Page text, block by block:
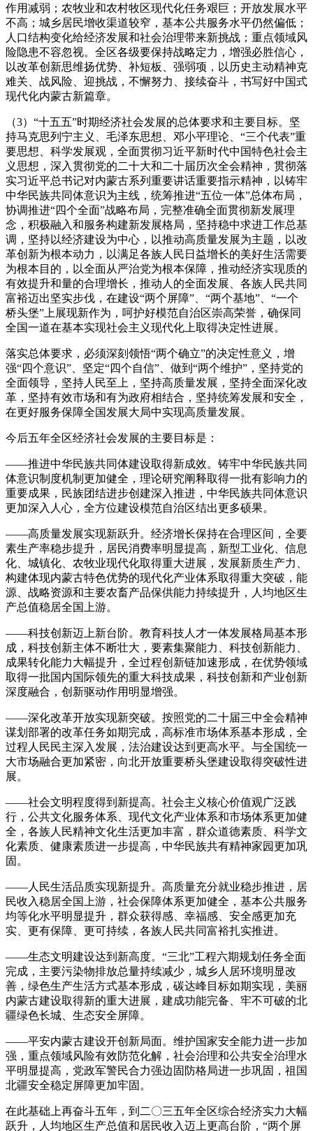
作用减弱；农牧业和农村牧区现代化任务艰巨；开放发展水平
不高；城乡居民增收渠道较窄，基本公共服务水平仍然偏低；
人口结构变化给经济发展和社会治理带来新挑战；重点领域风
险隐患不容忽视。全区各级要保持战略定力，增强必胜信心，
以改革创新思维扬优势、补短板、强弱项，以历史主动精神克
难关、战风险、迎挑战，不懈努力、接续奋斗，书写好中国式
现代化内蒙古新篇章。
（3）“十五五”时期经济社会发展的总体要求和主要目标。坚
持马克思列宁主义、毛泽东思想、邓小平理论、“三个代表”重
要思想、科学发展观，全面贯彻习近平新时代中国特色社会主
义思想，深入贯彻党的二十大和二十届历次全会精神，贯彻落
实习近平总书记对内蒙古系列重要讲话重要指示精神，以铸牢
中华民族共同体意识为主线，统筹推进“五位一体”总体布局，
协调推进“四个全面”战略布局，完整准确全面贯彻新发展理
念，积极融入和服务构建新发展格局，坚持稳中求进工作总基
调，坚持以经济建设为中心，以推动高质量发展为主题，以改
革创新为根本动力，以满足各族人民日益增长的美好生活需要
为根本目的，以全面从严治党为根本保障，推动经济实现质的
有效提升和量的合理增长，推动人的全面发展、各族人民共同
富裕迈出坚实步伐，在建设“两个屏障”、“两个基地”、“一个
桥头堡”上展现新作为，呵护好模范自治区崇高荣誉，确保同
全国一道在基本实现社会主义现代化上取得决定性进展。
落实总体要求，必须深刻领悟“两个确立”的决定性意义，增
强“四个意识”、坚定“四个自信”、做到“两个维护”，坚持党的
全面领导，坚持人民至上，坚持高质量发展，坚持全面深化改
革，坚持有效市场和有为政府相结合，坚持统筹发展和安全，
在更好服务保障全国发展大局中实现高质量发展。
今后五年全区经济社会发展的主要目标是：
——推进中华民族共同体建设取得新成效。铸牢中华民族共同
体意识制度机制更加健全，理论研究阐释取得一批有影响力的
重要成果，民族团结进步创建深入推进，中华民族共同体意识
更加深入人心，全方位建设模范自治区结出更多硕果。
——高质量发展实现新跃升。经济增长保持在合理区间，全要
素生产率稳步提升，居民消费率明显提高，新型工业化、信息
化、城镇化、农牧业现代化取得重大进展，发展新质生产力、
构建体现内蒙古特色优势的现代化产业体系取得重大突破，能
源、战略资源和主要农畜产品保供能力持续提升，人均地区生
产总值稳居全国上游。
——科技创新迈上新台阶。教育科技人才一体发展格局基本形
成，科技创新主体不断壮大，要素集聚能力、科技创新能力、
成果转化能力大幅提升，全过程创新链加速形成，在优势领域
取得一批国内国际领先的重大科技成果，科技创新和产业创新
深度融合，创新驱动作用明显增强。
——深化改革开放实现新突破。按照党的二十届三中全会精神
谋划部署的改革任务如期完成，高标准市场体系基本形成，全
过程人民民主深入发展，法治建设达到更高水平。与全国统一
大市场融合更加紧密，向北开放重要桥头堡建设取得突破性进
展。
——社会文明程度得到新提高。社会主义核心价值观广泛践
行，公共文化服务体系、现代文化产业体系和市场体系更加健
全，各族人民精神文化生活更加丰富，群众道德素质、科学文
化素质、健康素质进一步提高，中华民族共有精神家园更加巩
固。
——人民生活品质实现新提升。高质量充分就业稳步推进，居
民收入稳居全国上游，社会保障体系更加健全，基本公共服务
均等化水平明显提升，群众获得感、幸福感、安全感更加充
实、更有保障、更可持续，各族人民共同富裕扎实推进。
——生态文明建设达到新高度。“三北”工程六期规划任务全面
完成，主要污染物排放总量持续减少，城乡人居环境明显改
善，绿色生产生活方式基本形成，碳达峰目标如期实现，美丽
内蒙古建设取得新的重大进展，建成功能完备、牢不可破的北
疆绿色长城、生态安全屏障。
——平安内蒙古建设开创新局面。维护国家安全能力进一步加
强，重点领域风险有效防范化解，社会治理和公共安全治理水
平明显提高，党政军警民合力强边固防格局进一步巩固，祖国
北疆安全稳定屏障更加牢固。
在此基础上再奋斗五年，到二〇三五年全区综合经济实力大幅
跃升，人均地区生产总值和居民收入迈上更高台阶，“两个屏